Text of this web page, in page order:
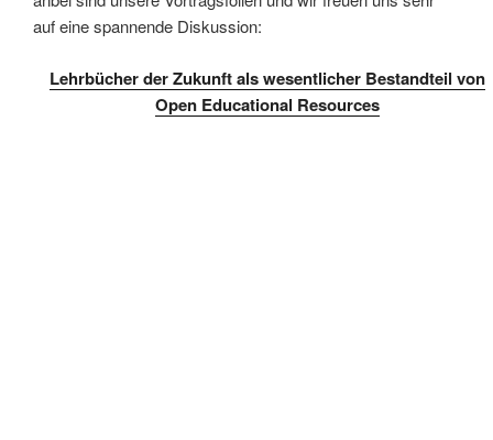
auf eine spannende Diskussion:
Lehrbücher der Zukunft als wesentlicher Bestandteil von
Open Educational Resources